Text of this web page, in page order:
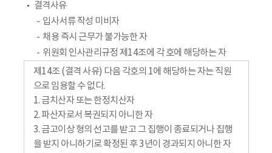
결격사유
입사서류 작성 미비자
채용 즉시 근무가 불가능한 자
위원회 인사관리규정 제14조에 각 호에 해당하는 자
제14조 (결격 사유) 다음 각호의 1에 해당하는 자는 직원
으로 임용할 수 없다.
1. 금치산자 또는 한정치산자
2. 파산자로서 복권되지 아니한 자
3. 금고이상 형의 선고를 받고 그 집행이 종료되거나 집행
을 받지 아니하기로 확정된 후 3년이 경과되지 아니한 자